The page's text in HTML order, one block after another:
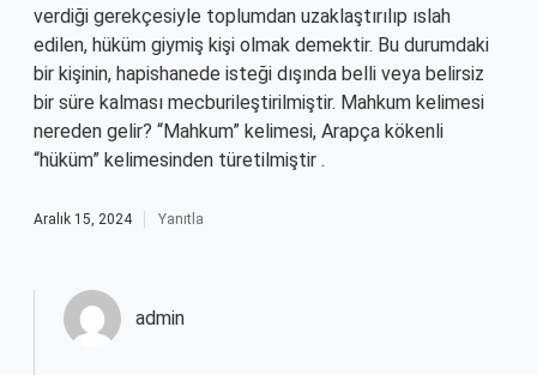
verdiği gerekçesiyle toplumdan uzaklaştırılıp ıslah
edilen, hüküm giymiş kişi olmak demektir. Bu durumdaki
bir kişinin, hapishanede isteği dışında belli veya belirsiz
bir süre kalması mecburileştirilmiştir. Mahkum kelimesi
nereden gelir? “Mahkum” kelimesi, Arapça kökenli
“hüküm” kelimesinden türetilmiştir .
Aralık 15, 2024 Yanıtla
admin